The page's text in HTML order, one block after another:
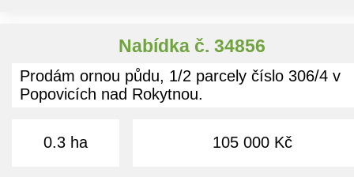
Nabídka č. 34856
Prodám ornou půdu, 1/2 parcely číslo 306/4 v
Popovicích nad Rokytnou.
0.3 ha 105 000 Kč